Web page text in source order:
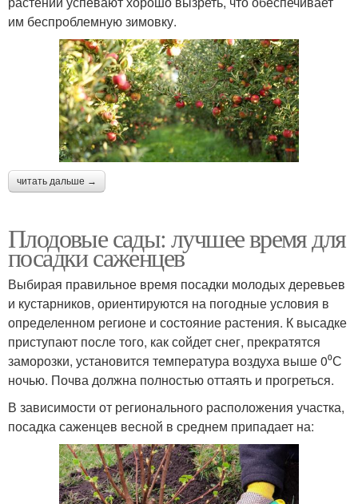
им беспроблемную зимовку.
читать дальше →
Плодовые сады: лучшее время для
посадки саженцев
Выбирая правильное время посадки молодых деревьев
и кустарников, ориентируются на погодные условия в
определенном регионе и состояние растения. К высадке
приступают после того, как сойдет снег, прекратятся
заморозки, установится температура воздуха выше 0⁰С
ночью. Почва должна полностью оттаять и прогреться.
В зависимости от регионального расположения участка,
посадка саженцев весной в среднем припадает на: